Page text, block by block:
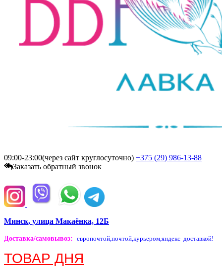
09:00-23:00(через сайт круглосуточно) +375 (29) 986-13-88
Заказать обратный звонок
Минск, улица Макаёнка, 12Б
Доставка/самовывоз: европочтой,почтой,курьером,яндекс доставкой!
ТОВАР ДНЯ